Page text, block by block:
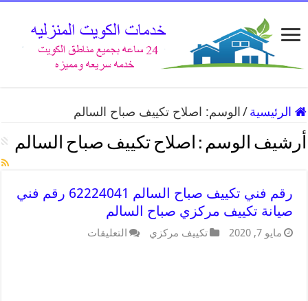
الرئيسية / الوسم: اصلاح تكييف صباح السالم
أرشيف الوسم : اصلاح تكييف صباح السالم
رقم فني تكييف صباح السالم 62224041 رقم فني
صيانة تكييف مركزي صباح السالم
مايو 7, 2020 تكييف مركزي التعليقات